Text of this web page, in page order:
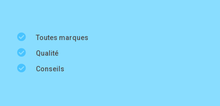
Toutes marques
Qualité
Conseils